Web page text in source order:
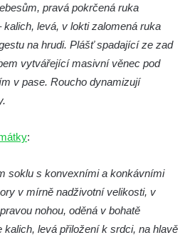
pod křížem u
v Českých
u
Českých
Lannově třídě v
pravá pokrčená ruka
kalich, levá, v lokti zalomená ruka
na hrudi. Plášť spadající ze zad
vytvářející masivní věnec pod
v pase. Roucho dynamizují
:
soklu s konvexními a konkávními
v mírně nadživotní velikosti, v
nohou, oděná v bohatě
levá přiložení k srdci, na hlavě